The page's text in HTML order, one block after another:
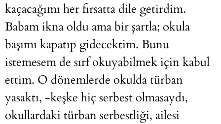
kaçacağımı her fırsatta dile getirdim.
Babam ikna oldu ama bir şartla; okula
başımı kapatıp gidecektim. Bunu
istemesem de sırf okuyabilmek için kabul
ettim. O dönemlerde okulda türban
yasaktı, -keşke hiç serbest olmasaydı,
okullardaki türban serbestliği, ailesi